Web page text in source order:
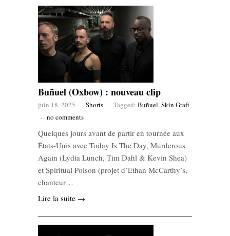
Buñuel (Oxbow) : nouveau clip
juin 18, 2025 - Shorts - Tagged: Buñuel,Skin Graft
- no comments
Quelques jours avant de partir en tournée aux
États-Unis avec Today Is The Day, Murderous
Again (Lydia Lunch, Tim Dahl & Kevin Shea)
et Spiritual Poison (projet d’Ethan McCarthy’s,
chanteur…
Lire la suite →